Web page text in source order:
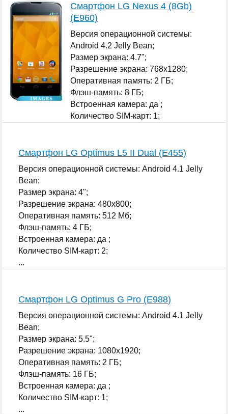
Смартфон LG Nexus 4 (8Gb)
(E960)
Версия операционной системы:
Android 4.2 Jelly Bean;
Размер экрана: 4.7";
Разрешение экрана: 768x1280;
Оперативная память: 2 ГБ;
Флэш-память: 8 ГБ;
Встроенная камера: да ;
Количество SIM-карт: 1;
Смартфон LG Optimus L5 II Dual (E455)
Версия операционной системы: Android 4.1 Jelly
Bean;
Размер экрана: 4";
Разрешение экрана: 480x800;
Оперативная память: 512 Мб;
Флэш-память: 4 ГБ;
Встроенная камера: да ;
Количество SIM-карт: 2;
...
Смартфон LG Optimus G Pro (E988)
Версия операционной системы: Android 4.1 Jelly
Bean;
Размер экрана: 5.5";
Разрешение экрана: 1080x1920;
Оперативная память: 2 ГБ;
Флэш-память: 16 ГБ;
Встроенная камера: да ;
Количество SIM-карт: 1;
...